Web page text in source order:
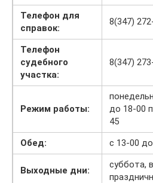
Телефон для
справок:
8(347)
Телефон
судебного
участка:
8(347)
Режим работы:
до 18-00
45
Обед:
с 13-00
Выходные дни:
суббота,